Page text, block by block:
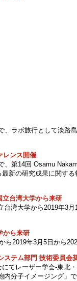
、ラボ旅行として淡路
レンス開催
、第14回 Osamu
新の研究成果に関す
台湾大学から来研
台湾大学から2019年3
から来研
ら2019年3月5日から
ステム部門 技術委員会
てレーザー学会-東北
分子イメージング」で